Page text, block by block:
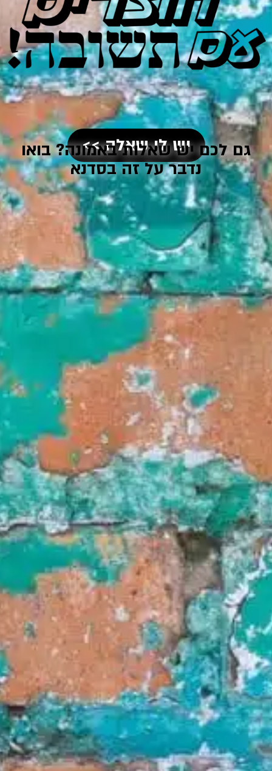
יש לי שאלה >>
גם לכם יש שאלות באמונה? בואו
נדבר על זה בסדנא